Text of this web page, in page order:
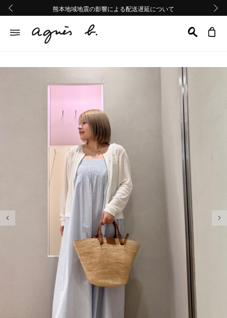
熊本地域地震の影響による配送遅延について
Summer Sale 2buy10%OFF!!
熊本地域地震の影響による配送遅延について
Summer Sale 2buy10%OFF!!
前の画像